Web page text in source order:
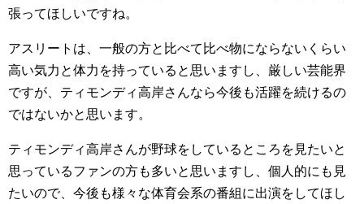
張ってほしいですね。
アスリートは、一般の方と比べて比べ物にならないくらい
高い気力と体力を持っていると思いますし、厳しい芸能界
ですが、ティモンディ高岸さんなら今後も活躍を続けるの
ではないかと思います。
ティモンディ高岸さんが野球をしているところを見たいと
思っているファンの方も多いと思いますし、個人的にも見
たいので、今後も様々な体育会系の番組に出演をしてほし